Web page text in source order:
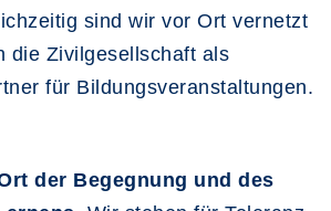
sind wir vor Ort vernetzt
die Zivilgesellschaft als
für Bildungsveranstaltungen.
der Begegnung und des